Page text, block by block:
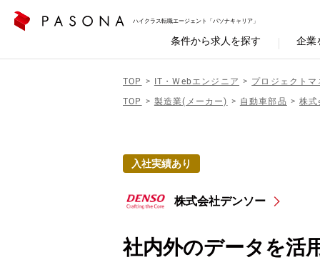
ハイクラス転職エージェント「パソナキャリア」
条件から求人を探す 企業
TOP IT・Webエンジニア
プロジェクト
TOP
製造業(メーカー) 自動車部品 株式
入社実績あり
株式会社デンソー
社内外のデータを活